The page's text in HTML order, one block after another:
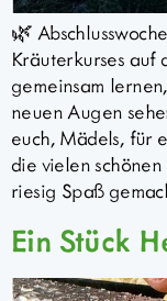
🌿
Kräuterkurses auf
gemeinsam
neuen Augen
euch, Mädels, für
die vielen
riesig Spaß
Ein Stück